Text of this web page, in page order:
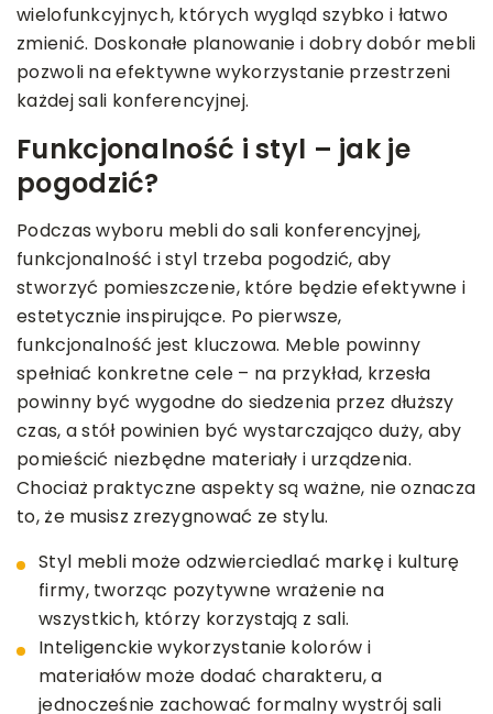
wielofunkcyjnych, których wygląd szybko i łatwo
zmienić. Doskonałe planowanie i dobry dobór mebli
pozwoli na efektywne wykorzystanie przestrzeni
każdej sali konferencyjnej.
Funkcjonalność i styl – jak je
pogodzić?
Podczas wyboru mebli do sali konferencyjnej,
funkcjonalność i styl trzeba pogodzić, aby
stworzyć pomieszczenie, które będzie efektywne i
estetycznie inspirujące. Po pierwsze,
funkcjonalność jest kluczowa. Meble powinny
spełniać konkretne cele – na przykład, krzesła
powinny być wygodne do siedzenia przez dłuższy
czas, a stół powinien być wystarczająco duży, aby
pomieścić niezbędne materiały i urządzenia.
Chociaż praktyczne aspekty są ważne, nie oznacza
to, że musisz zrezygnować ze stylu.
Styl mebli może odzwierciedlać markę i kulturę
firmy, tworząc pozytywne wrażenie na
wszystkich, którzy korzystają z sali.
Inteligenckie wykorzystanie kolorów i
materiałów może dodać charakteru, a
jednocześnie zachować formalny wystrój sali